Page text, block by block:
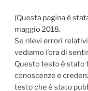
(Questa pagina è
maggio 2018.
Se rilevi errori
vediamo l’ora di
Questo testo è stato
conoscenze e
testo che è stato